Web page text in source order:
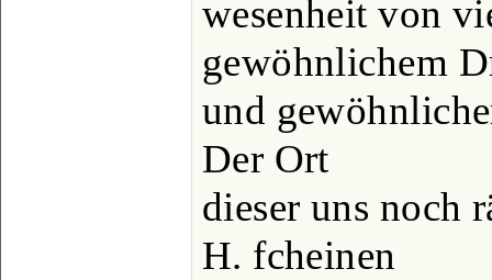
wesenheit von
gewöhnlichem
und
Der Ort
dieser uns noch
H. fcheinen